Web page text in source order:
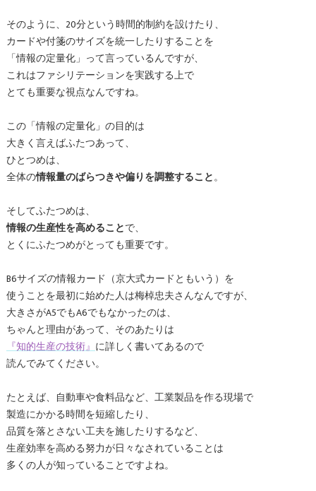
そのように、20分という時間的制約を設けたり、
カードや付箋のサイズを統一したりすることを
「情報の定量化」って言っているんですが、
これはファシリテーションを実践する上で
とても重要な視点なんですね。
この「情報の定量化」の目的は
大きく言えばふたつあって、
ひとつめは、
全体の情報量のばらつきや偏りを調整すること。
そしてふたつめは、
情報の生産性を高めることで、
とくにふたつめがとっても重要です。
B6サイズの情報カード（京大式カードともいう）を
使うことを最初に始めた人は梅棹忠夫さんなんですが、
大きさがA5でもA6でもなかったのは、
ちゃんと理由があって、そのあたりは
『知的生産の技術』に詳しく書いてあるので
読んでみてください。
たとえば、自動車や食料品など、工業製品を作る現場で
製造にかかる時間を短縮したり、
品質を落とさない工夫を施したりするなど、
生産効率を高める努力が日々なされていることは
多くの人が知っていることですよね。